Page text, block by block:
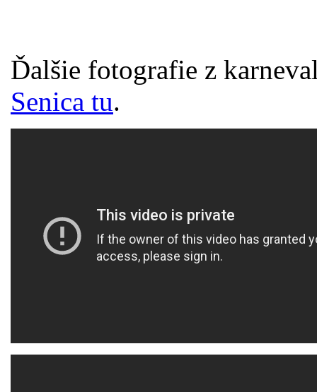
Ďalšie fotografie z
Senica tu.